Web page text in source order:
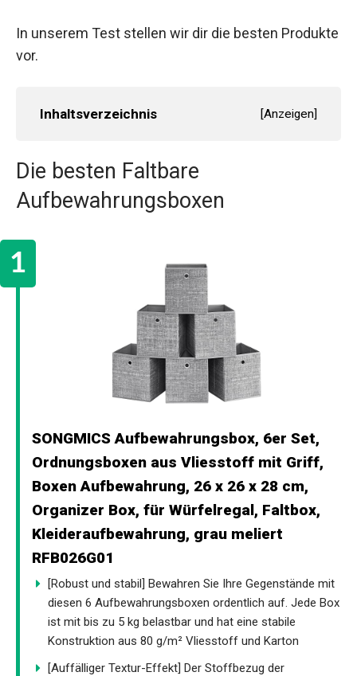
In unserem Test stellen wir dir die besten Produkte
vor.
Inhaltsverzeichnis [Anzeigen]
Die besten Faltbare
Aufbewahrungsboxen
SONGMICS Aufbewahrungsbox, 6er Set,
Ordnungsboxen aus Vliesstoff mit Griff,
Boxen Aufbewahrung, 26 x 26 x 28 cm,
Organizer Box, für Würfelregal, Faltbox,
Kleideraufbewahrung, grau meliert
RFB026G01
[Robust und stabil] Bewahren Sie Ihre Gegenstände mit
diesen 6 Aufbewahrungsboxen ordentlich auf. Jede Box
ist mit bis zu 5 kg belastbar und hat eine stabile
Konstruktion aus 80 g/m² Vliesstoff und Karton
[Auffälliger Textur-Effekt] Der Stoffbezug der